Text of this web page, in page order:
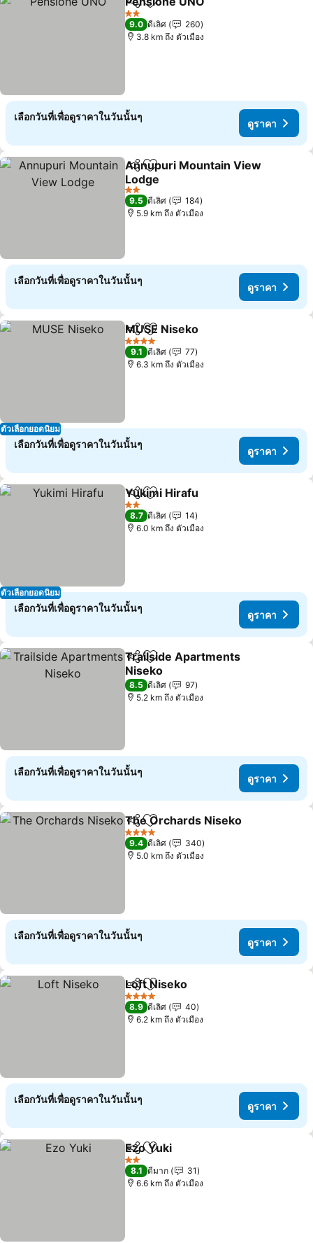
แชร์ เพิ่มในรายการโปรด
2 ดาว
9.0 ดีเลิศ
260
3.8 km ถึง ตัวเมือง
เลือกวันที่เพื่อดูราคาในวันนั้นๆ
ดูราคา
แชร์ เพิ่มในรายการโปรด
Annupuri Mountain View
Lodge
2 ดาว
9.5 ดีเลิศ
184
5.9 km ถึง ตัวเมือง
เลือกวันที่เพื่อดูราคาในวันนั้นๆ
ดูราคา
ตัวเลือกยอดนิยม
แชร์ เพิ่มในรายการโปรด
MUSE Niseko
4 ดาว
9.1 ดีเลิศ
77
6.3 km ถึง ตัวเมือง
เลือกวันที่เพื่อดูราคาในวันนั้นๆ
ดูราคา
ตัวเลือกยอดนิยม
แชร์ เพิ่มในรายการโปรด
Yukimi Hirafu
2 ดาว
8.7 ดีเลิศ
14
6.0 km ถึง ตัวเมือง
เลือกวันที่เพื่อดูราคาในวันนั้นๆ
ดูราคา
แชร์ เพิ่มในรายการโปรด
Trailside Apartments
Niseko
8.5 ดีเลิศ
97
5.2 km ถึง ตัวเมือง
เลือกวันที่เพื่อดูราคาในวันนั้นๆ
ดูราคา
แชร์ เพิ่มในรายการโปรด
The Orchards Niseko
4 ดาว
9.4 ดีเลิศ
340
5.0 km ถึง ตัวเมือง
เลือกวันที่เพื่อดูราคาในวันนั้นๆ
ดูราคา
แชร์ เพิ่มในรายการโปรด
Loft Niseko
4 ดาว
8.9 ดีเลิศ
40
6.2 km ถึง ตัวเมือง
เลือกวันที่เพื่อดูราคาในวันนั้นๆ
ดูราคา
แชร์ เพิ่มในรายการโปรด
Ezo Yuki
2 ดาว
8.1 ดีมาก
31
6.6 km ถึง ตัวเมือง